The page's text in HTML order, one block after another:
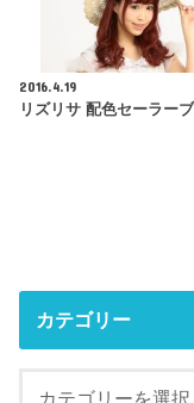
2016.4.19
リズリサ 配色セーラー
カテゴリー